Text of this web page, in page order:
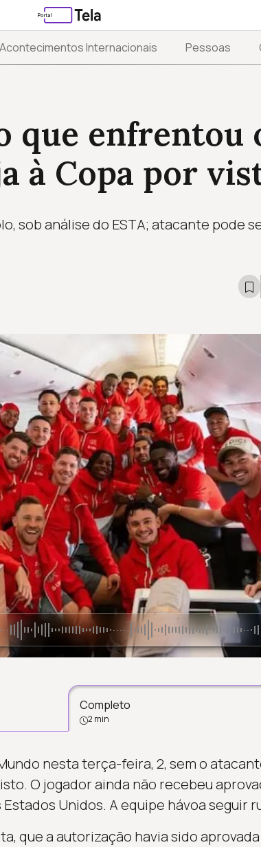
Acontecimentos Internacionais Pessoas
que enfrentou
à Copa por
sob análise do ESTA; atacante pode
Completo
2 min
nesta terça-feira, 2, sem o
O jogador ainda não recebeu
Unidos. A equipe hávoa seguir
que a autorização havia sido